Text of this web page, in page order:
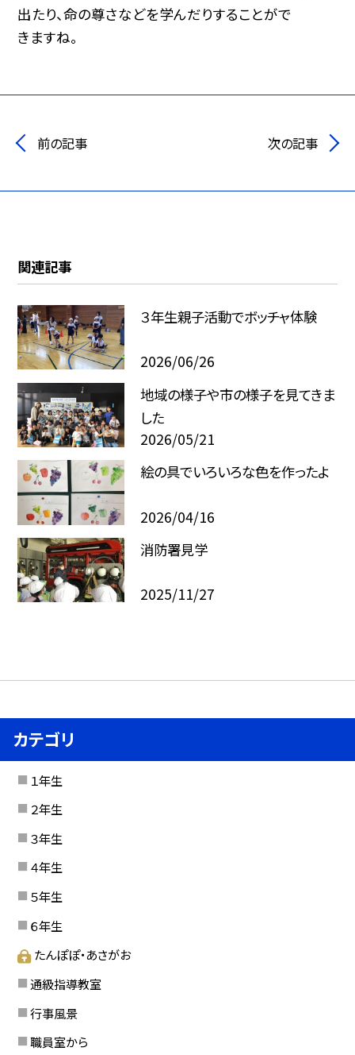
出たり、命の尊さなどを学んだりすることがで
きますね。
前の記事 次の記事
関連記事
３年生親子活動でボッチャ体験
2026/06/26
地域の様子や市の様子を見てきま
した
2026/05/21
絵の具でいろいろな色を作ったよ
2026/04/16
消防署見学
2025/11/27
カテゴリ
１年生
２年生
３年生
４年生
５年生
６年生
たんぽぽ・あさがお
通級指導教室
行事風景
職員室から